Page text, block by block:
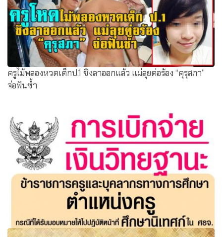
ครูไม้พลองหวดเด็กป.1 ชิงลาออกแล้ว แม่ลุยต่อร้อง “คุรุสภา”
จ่อฟันซ้ำ